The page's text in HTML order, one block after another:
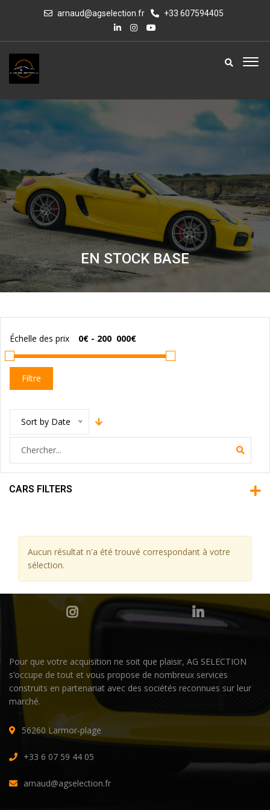
arnaud@agselection.fr +33 607594405
EN STOCK BASE
Échelle des prix
Filtre
Sort by Date
CARS FILTERS
Aucun résultat n'a été trouvé correspondant à votre
sélection.
Pour que votre acquisition ne soit que plaisir, AG SELECTION
s’occupe de tout et vous propose de nombreux services
construits en partenariat avec des sociétés reconnues sur leur
marché.
56260 Larmor-plage
+33 6 07 59 44 05
arnaud@agselection.fr